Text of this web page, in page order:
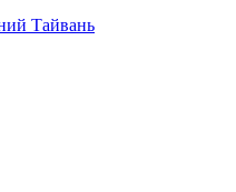
Тайвань